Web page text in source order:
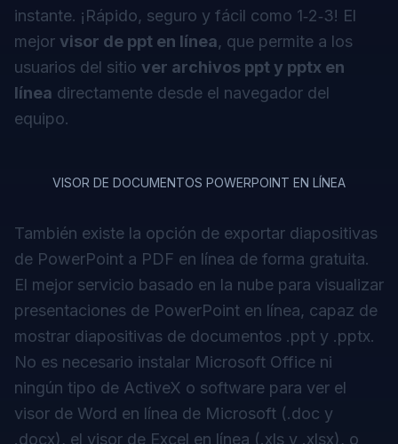
instante. ¡Rápido, seguro y fácil como 1‑2‑3! El
mejor visor de ppt en línea, que permite a los
usuarios del sitio ver archivos ppt y pptx en
línea directamente desde el navegador del
equipo.
VISOR DE DOCUMENTOS POWERPOINT EN LÍNEA
También existe la opción de exportar diapositivas
de PowerPoint a PDF en línea de forma gratuita.
El mejor servicio basado en la nube para visualizar
presentaciones de PowerPoint en línea, capaz de
mostrar diapositivas de documentos .ppt y .pptx.
No es necesario instalar Microsoft Office ni
ningún tipo de ActiveX o software para ver el
visor de Word en línea de Microsoft (.doc y
.docx), el visor de Excel en línea (.xls y .xlsx), o